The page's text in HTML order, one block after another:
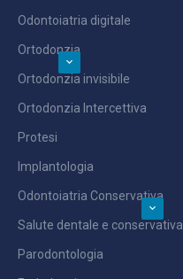
Odontoiatria digitale
Ortodonzia
Ortodonzia invisibile
Ortodonzia Intercettiva
Protesi
Implantologia
Odontoiatria Conservativa
Salute dentale e conservativa
Parodontologia